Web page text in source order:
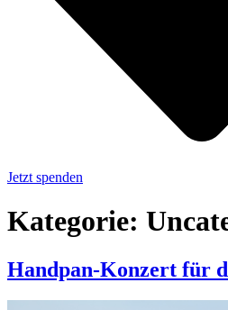
Jetzt spenden
Kategorie:
Handpan-Konzert für